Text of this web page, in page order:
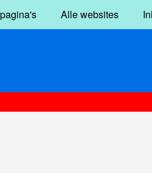
Alle websites